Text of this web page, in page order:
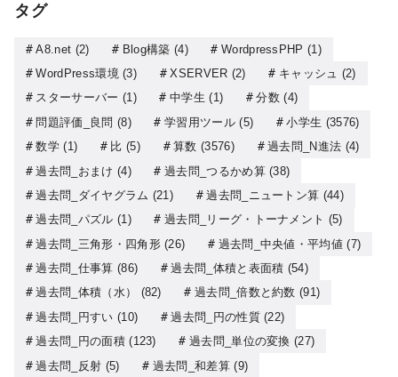
タグ
A8.net (2) Blog構築 (4) WordpressPHP (1)
WordPress環境(3) XSERVER (2) キャッシュ (2)
スターサーバー (1) 中学生 (1) 分数(4)
問題評価_良問 (8) 学習用ツール(5) 小学生 (3576)
数学(1) 比 (5) 算数 (3576) 過去問_N進法 (4)
過去問_おまけ (4) 過去問_つるかめ算(38)
過去問_ダイヤグラム (21) 過去問_ニュートン算 (44)
過去問_パズル (1) 過去問_リーグ・トーナメント (5)
過去問_三角形・四角形(26) 過去問_中央値・平均値 (7)
過去問_仕事算 (86) 過去問_体積と表面積 (54)
過去問_体積（水）
(82) 過去問_倍数と約数 (91)
過去問_円すい (10) 過去問_円の性質(22)
過去問_円の面積(123) 過去問_単位の変換 (27)
過去問_反射 (5) 過去問_和差算(9)